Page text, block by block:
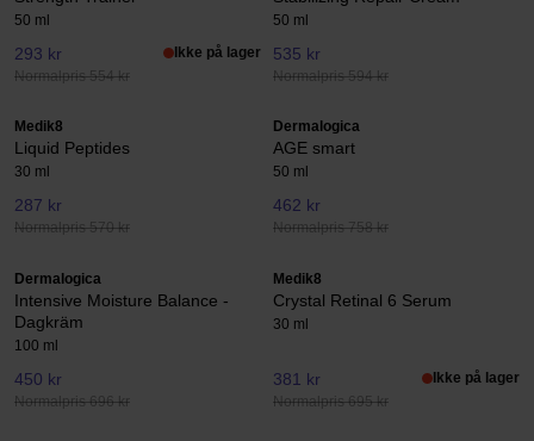
50 ml
293 kr
Normalpris 554 kr
Ikke på lager
50 ml
535 kr
Normalpris 594 kr
Medik8
Liquid Peptides
30 ml
287 kr
Normalpris 570 kr
Dermalogica
AGE smart
50 ml
462 kr
Normalpris 758 kr
Dermalogica
Intensive Moisture Balance -
Dagkräm
100 ml
450 kr
Normalpris 696 kr
Medik8
Crystal Retinal 6 Serum
30 ml
381 kr
Normalpris 695 kr
Ikke på lager